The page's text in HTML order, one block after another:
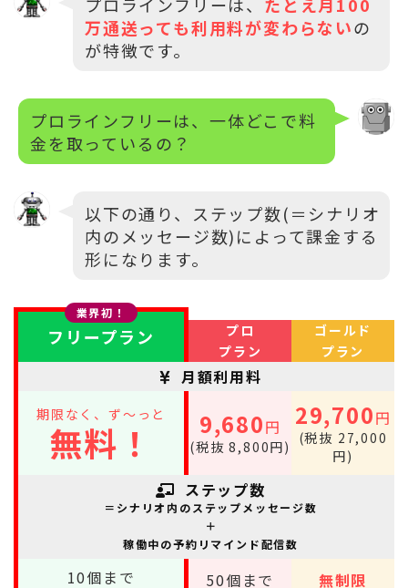
万通送っても利用料が変わらないの
が特徴です。
プロラインフリーは、一体どこで料
金を取っているの？
以下の通り、ステップ数(＝シナリオ
内のメッセージ数)によって課金する
形になります。
業界初！
フリープラン
プロ
プラン
ゴールド
プラン
月額利用料
期限なく、ず～っと
無料！ 9,680円
(税抜 8,800円)
29,700円
(税抜 27,000
円)
ステップ数
＝シナリオ内のステップメッセージ数
＋
稼働中の予約リマインド配信数
10個まで 50個まで 無制限